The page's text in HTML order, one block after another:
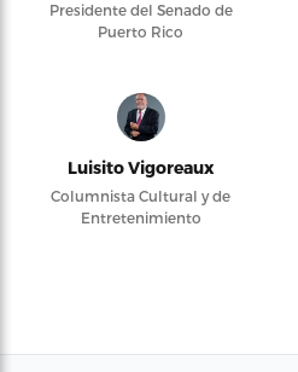
Presidente del Senado de
Puerto Rico
Luisito Vigoreaux
Columnista Cultural y de
Entretenimiento